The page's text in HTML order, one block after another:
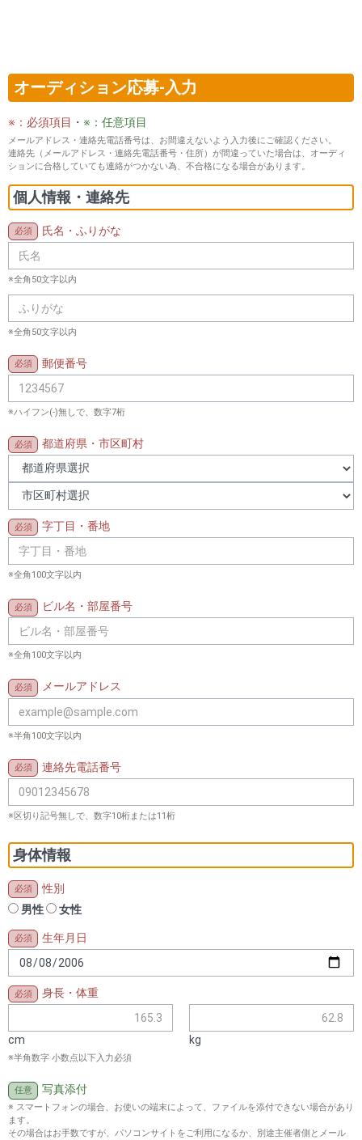
オーディション応募-入力
※：必須項目 ・ ※：任意項目
メールアドレス・連絡先電話番号は、お間違えないよう入力後にご確認ください。
連絡先（メールアドレス・連絡先電話番号・住所）が間違っていた場合は、オーディ
ションに合格していても連絡がつかない為、不合格になる場合があります。
個人情報・連絡先
氏名・ふりがな
※全角50文字以内
※全角50文字以内
郵便番号
※ハイフン(-)無しで、数字7桁
都道府県・市区町村
字丁目・番地
※全角100文字以内
ビル名・部屋番号
※全角100文字以内
メールアドレス
※半角100文字以内
連絡先電話番号
※区切り記号無しで、数字10桁または11桁
身体情報
性別
男性
女性
生年月日
身長・体重
cm kg
※半角数字 小数点以下入力必須
写真添付
※ スマートフォンの場合、お使いの端末によって、ファイルを添付できない場合があり
ます。
その場合はお手数ですが、パソコンサイトをご利用になるか、別途主催者側とメール